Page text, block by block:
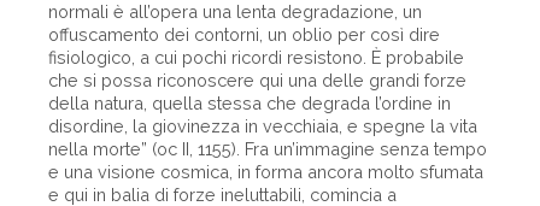
normali è all’opera una lenta degradazione, un
offuscamento dei contorni, un oblio per così dire
fisiologico, a cui pochi ricordi resistono. È probabile
che si possa riconoscere qui una delle grandi forze
della natura, quella stessa che degrada l’ordine in
disordine, la giovinezza in vecchiaia, e spegne la vita
nella morte” (oc II, 1155). Fra un’immagine senza tempo
e una visione cosmica, in forma ancora molto sfumata
e qui in balia di forze ineluttabili, comincia a